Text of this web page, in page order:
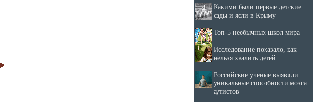
Какими были первые детские
сады и ясли в Крыму
Топ-5 необычных школ мира
Исследование показало, как
нельзя хвалить детей
Российские ученые выявили
уникальные способности мозга
аутистов